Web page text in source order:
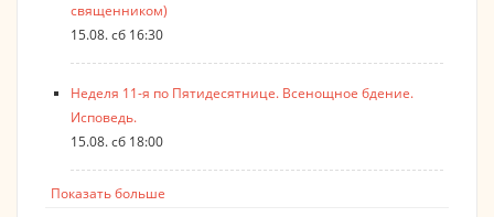
священником)
15.08. сб 16:30
Неделя 11-я по Пятидесятнице. Всенощное бдение.
Исповедь.
15.08. сб 18:00
Показать больше